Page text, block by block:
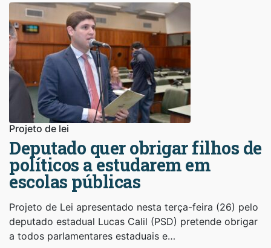
Projeto de lei
Deputado quer obrigar filhos de
políticos a estudarem em
escolas públicas
Projeto de Lei apresentado nesta terça-feira (26) pelo
deputado estadual Lucas Calil (PSD) pretende obrigar
a todos parlamentares estaduais e…